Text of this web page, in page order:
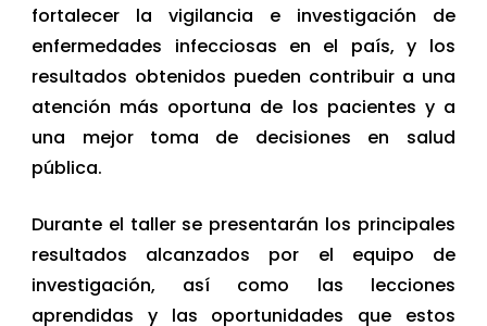
fortalecer la vigilancia e investigación de
enfermedades infecciosas en el país, y los
resultados obtenidos pueden contribuir a una
atención más oportuna de los pacientes y a
una mejor toma de decisiones en salud
pública.
Durante el taller se presentarán los principales
resultados alcanzados por el equipo de
investigación, así como las lecciones
aprendidas y las oportunidades que estos